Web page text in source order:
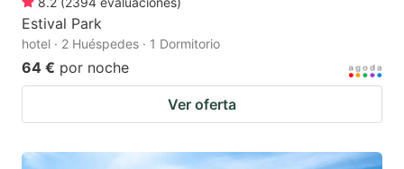
Estival Park
hotel · 2 Huéspedes · 1 Dormitorio
64 € por noche
Ver oferta